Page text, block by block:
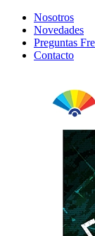
Nosotros
Novedades
Preguntas
Contacto